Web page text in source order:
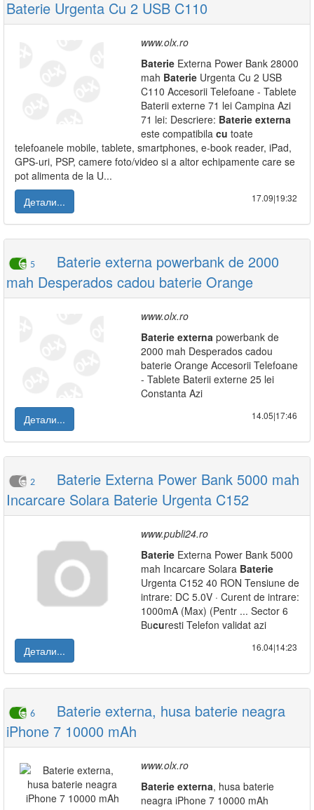
Baterie Urgenta Cu 2 USB C110
www.olx.ro
Baterie Externa Power Bank 28000
mah Baterie Urgenta Cu 2 USB
C110 Accesorii Telefoane - Tablete
Baterii externe 71 lei Campina Azi
71 lei: Descriere: Baterie externa
este compatibila cu toate
telefoanele mobile, tablete, smartphones, e-book reader, iPad,
GPS-uri, PSP, camere foto/video si a altor echipamente care se
pot alimenta de la U...
Детали...
17.09|19:32
5
Baterie externa powerbank de 2000
mah Desperados cadou baterie Orange
www.olx.ro
Baterie externa powerbank de
2000 mah Desperados cadou
baterie Orange Accesorii Telefoane
- Tablete Baterii externe 25 lei
Constanta Azi
Детали...
14.05|17:46
2
Baterie Externa Power Bank 5000 mah
Incarcare Solara Baterie Urgenta C152
www.publi24.ro
Baterie Externa Power Bank 5000
mah Incarcare Solara Baterie
Urgenta C152 40 RON Tensiune de
intrare: DC 5.0V · Curent de intrare:
1000mA (Max) (Pentr ... Sector 6
Bucuresti Telefon validat azi
Детали...
16.04|14:23
6
Baterie externa, husa baterie neagra
iPhone 7 10000 mAh
www.olx.ro
Baterie externa, husa baterie
neagra iPhone 7 10000 mAh